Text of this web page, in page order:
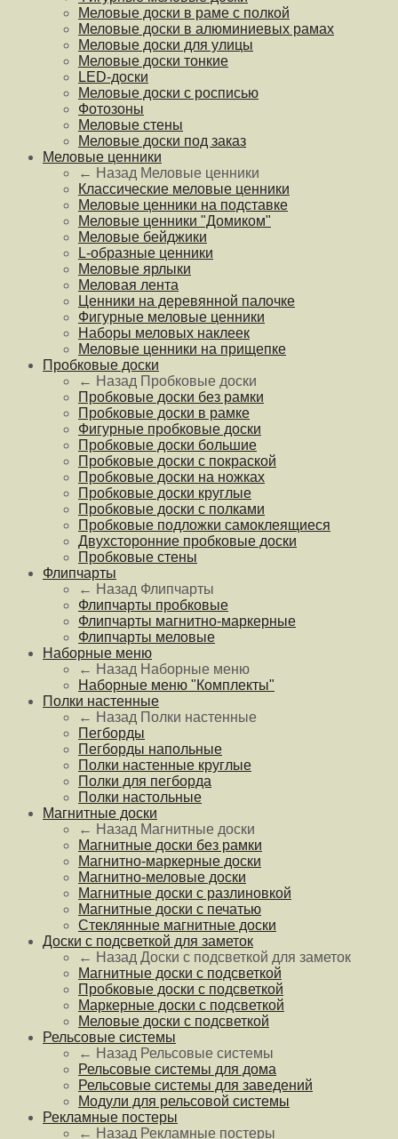
Меловые доски в раме с полкой
Меловые доски в алюминиевых рамах
Меловые доски для улицы
Меловые доски тонкие
LED-доски
Меловые доски с росписью
Фотозоны
Меловые стены
Меловые доски под заказ
Меловые ценники
← Назад Меловые ценники
Классические меловые ценники
Меловые ценники на подставке
Меловые ценники "Домиком"
Меловые бейджики
L-образные ценники
Меловые ярлыки
Меловая лента
Ценники на деревянной палочке
Фигурные меловые ценники
Наборы меловых наклеек
Меловые ценники на прищепке
Пробковые доски
← Назад Пробковые доски
Пробковые доски без рамки
Пробковые доски в рамке
Фигурные пробковые доски
Пробковые доски большие
Пробковые доски с покраской
Пробковые доски на ножках
Пробковые доски круглые
Пробковые доски с полками
Пробковые подложки самоклеящиеся
Двухсторонние пробковые доски
Пробковые стены
Флипчарты
← Назад Флипчарты
Флипчарты пробковые
Флипчарты магнитно-маркерные
Флипчарты меловые
Наборные меню
← Назад Наборные меню
Наборные меню "Комплекты"
Полки настенные
← Назад Полки настенные
Пегборды
Пегборды напольные
Полки настенные круглые
Полки для пегборда
Полки настольные
Магнитные доски
← Назад Магнитные доски
Магнитные доски без рамки
Магнитно-маркерные доски
Магнитно-меловые доски
Магнитные доски с разлиновкой
Магнитные доски с печатью
Стеклянные магнитные доски
Доски с подсветкой для заметок
← Назад Доски с подсветкой для заметок
Магнитные доски с подсветкой
Пробковые доски с подсветкой
Маркерные доски с подсветкой
Меловые доски с подсветкой
Рельсовые системы
← Назад Рельсовые системы
Рельсовые системы для дома
Рельсовые системы для заведений
Модули для рельсовой системы
Рекламные постеры
← Назад Рекламные постеры